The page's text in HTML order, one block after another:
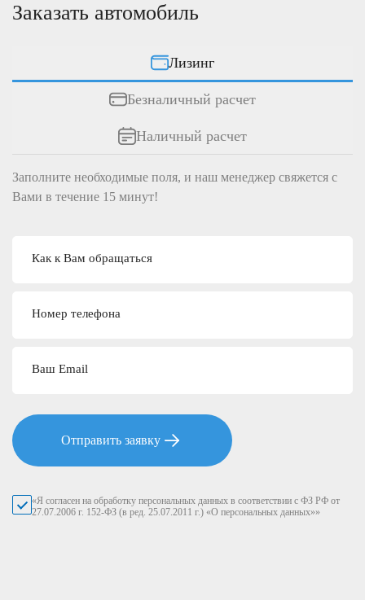
Заказать автомобиль
Лизинг
Безналичный расчет
Наличный расчет
Заполните необходимые поля, и наш менеджер свяжется c
Вами в течение 15 минут!
Как к Вам обращаться
Номер телефона
Ваш Email
Отправить заявку
«Я согласен на обработку персональных данных в соответствии с ФЗ РФ от
27.07.2006 г. 152-ФЗ (в ред. 25.07.2011 г.) «О персональных данных»»